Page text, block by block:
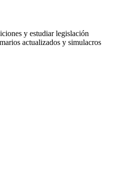
y estudiar legislación
actualizados y simulacros